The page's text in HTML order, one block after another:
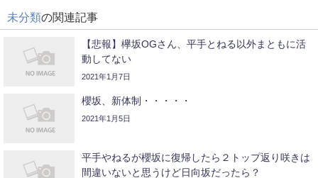
未分類の関連記事
【悲報】欅坂OGさん、平手とねる以外まともに活
動してない
2021年1月7日
櫻坂、新体制・・・・・
2021年1月5日
平手やねるが櫻坂に復帰したら２トップ返り咲きは
間違いないと思うけど日向坂だったら？